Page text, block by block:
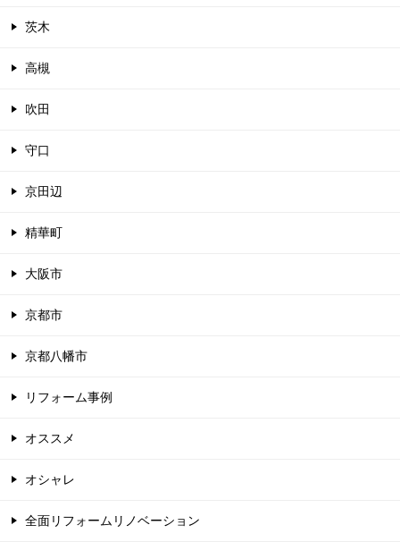
茨木
高槻
吹田
守口
京田辺
精華町
大阪市
京都市
京都八幡市
リフォーム事例
オススメ
オシャレ
全面リフォームリノベーション